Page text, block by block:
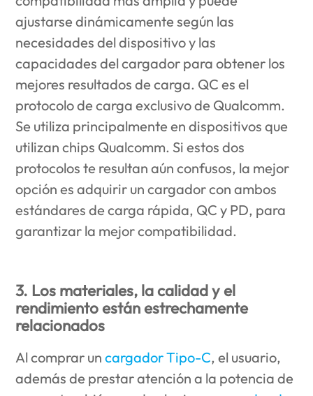
ajustarse dinámicamente según las
necesidades del dispositivo y las
capacidades del cargador para obtener los
mejores resultados de carga. QC es el
protocolo de carga exclusivo de Qualcomm.
Se utiliza principalmente en dispositivos que
utilizan chips Qualcomm. Si estos dos
protocolos te resultan aún confusos, la mejor
opción es adquirir un cargador con ambos
estándares de carga rápida, QC y PD, para
garantizar la mejor compatibilidad.
3. Los materiales, la calidad y el
rendimiento están estrechamente
relacionados
Al comprar uncargador Tipo-C, el usuario,
además de prestar atención a la potencia de